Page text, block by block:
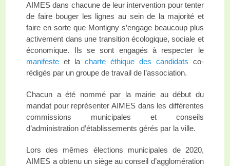
AIMES dans chacune de leur intervention pour tenter
de faire bouger les lignes au sein de la majorité et
faire en sorte que Montigny s’engage beaucoup plus
activement dans une transition écologique, sociale et
économique. Ils se sont engagés à respecter le
manifeste et lacharte éthique des candidats co-
rédigés par un groupe de travail de l’association.
Chacun a été nommé par la mairie au début du
mandat pour représenter AIMES dans les différentes
commissions municipales et conseils
d’administration d’établissements gérés par la ville.
Lors des mêmes élections municipales de 2020,
AIMES a obtenu un siège au conseil d’agglomération